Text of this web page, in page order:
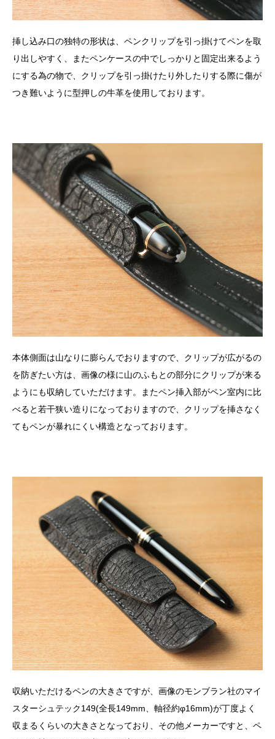
挿し込み口の独特の形状は、ペンクリップを引っ掛けてペンを取
り出しやすく、またペンケースの中でしっかりと固定出来るよう
にする為の物で、クリップを引っ掛けたり外したりする際に傷が
つき難いように型押しの牛革を使用しております。
本体側面は山なりに膨らんでおりますので、クリップが広がるの
を防ぎたい方は、画像の様に山のふもとの部分にクリップが来る
ようにも収納していただけます。またペン挿入部がペン室内に比
べると若干狭い造りになっておりますので、クリップを挿さなく
てもペンが暴れにくい構造となっております。
収納いただけるペンの大きさですが、画像のモンブラン社のマイ
スターシュテック149(全長149mm、 軸径約φ16mm)が丁度よく
収まるくらいの大きさとなっており、その他メーカーですと、ペ